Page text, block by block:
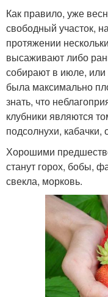
Как правило, уже
свободный участок,
протяжении
высаживают либо
собирают в июле,
была максимально
знать, что
клубники являются
подсолнухи, кабачки,
Хорошими
станут горох, бобы,
свекла, морковь.